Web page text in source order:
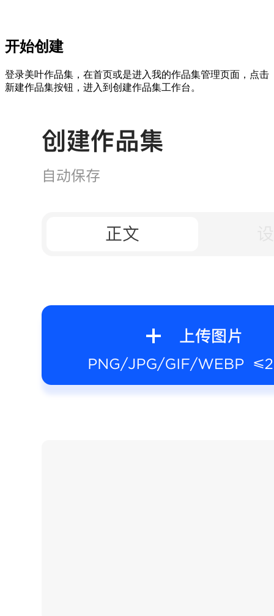
开始创建
登录美叶作品集，在首页或是进入我的作品集管理页面，点击
新建作品集按钮，进入到创建作品集工作台。